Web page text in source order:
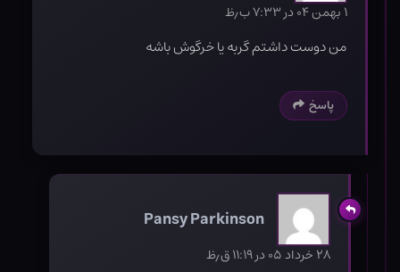
۱ بهمن ۰۴ در ۷:۳۳ ب٫ظ
من دوست داشتم گربه یا خرگوش باشه
پاسخ
Pansy Parkinson
۲۸ خرداد ۰۵ در ۱۱:۱۹ ق٫ظ